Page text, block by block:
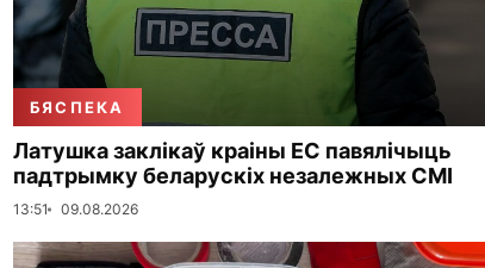
БЯСПЕКА
Латушка заклікаў краіны ЕС павялічыць
падтрымку беларускіх незалежных СМІ
13:51 09.08.2026